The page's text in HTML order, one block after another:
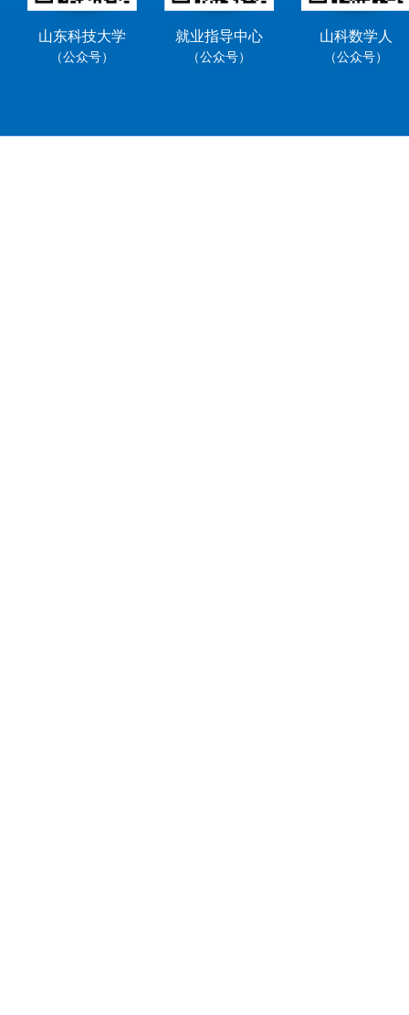
山东科技大学
（公众号）
就业指导中心
（公众号）
山科数学人
（公众号）